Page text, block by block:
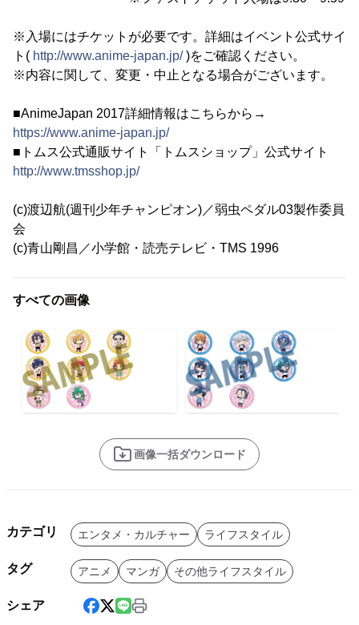
※入場にはチケットが必要です。詳細はイベント公式サイ
ト( http://www.anime-japan.jp/)をご確認ください。
※内容に関して、変更・中止となる場合がございます。
■AnimeJapan 2017詳細情報はこちらから→
https://www.anime-japan.jp/
■トムス公式通販サイト「トムスショップ」公式サイト
http://www.tmsshop.jp/
(c)渡辺航(週刊少年チャンピオン)／弱虫ペダル03製作委員
会
(c)青山剛昌／小学館・読売テレビ・TMS 1996
すべての画像
画像一括ダウンロード
カテゴリ エンタメ・カルチャー ライフスタイル
タグ アニメ マンガ その他ライフスタイル
シェア